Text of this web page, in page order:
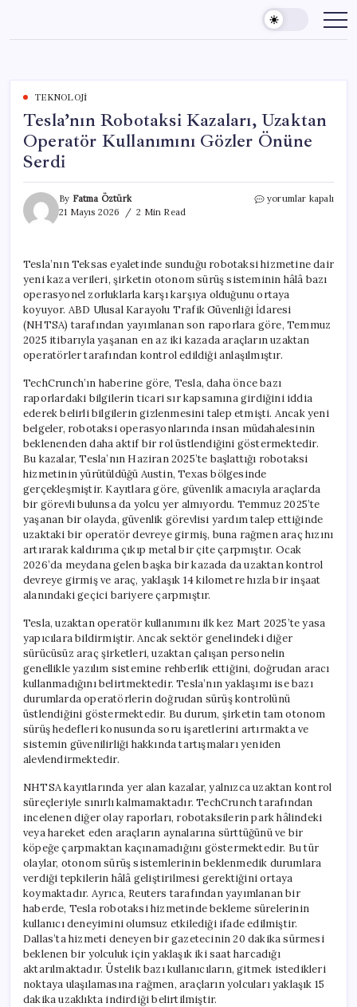
content
TEKNOLOJI
Tesla’nın Robotaksi Kazaları, Uzaktan
Operatör Kullanımını Gözler Önüne
Serdi
By Fatma Öztürk
21 Mayıs 2026
2 Min Read
Tesla’nın
Kullanımını
Gözler
Önüne
Serdi
için
yorumlar kapalı
Tesla’nın Teksas eyaletinde sunduğu robotaksi hizmetine dair
yeni kaza verileri, şirketin otonom sürüş sisteminin hâlâ bazı
operasyonel zorluklarla karşı karşıya olduğunu ortaya
koyuyor. ABD Ulusal Karayolu Trafik Güvenliği İdaresi
(NHTSA) tarafından yayımlanan son raporlara göre, Temmuz
2025 itibarıyla yaşanan en az iki kazada araçların uzaktan
operatörler tarafından kontrol edildiği anlaşılmıştır.
TechCrunch’ın haberine göre, Tesla, daha önce bazı
raporlardaki bilgilerin ticari sır kapsamına girdiğini iddia
ederek belirli bilgilerin gizlenmesini talep etmişti. Ancak yeni
belgeler, robotaksi operasyonlarında insan müdahalesinin
beklenenden daha aktif bir rol üstlendiğini göstermektedir.
Bu kazalar, Tesla’nın Haziran 2025’te başlattığı robotaksi
hizmetinin yürütüldüğü Austin, Texas bölgesinde
gerçekleşmiştir. Kayıtlara göre, güvenlik amacıyla araçlarda
bir görevli bulunsa da yolcu yer almıyordu. Temmuz 2025’te
yaşanan bir olayda, güvenlik görevlisi yardım talep ettiğinde
uzaktaki bir operatör devreye girmiş, buna rağmen araç hızını
artırarak kaldırıma çıkıp metal bir çite çarpmıştır. Ocak
2026’da meydana gelen başka bir kazada da uzaktan kontrol
devreye girmiş ve araç, yaklaşık 14 kilometre hızla bir inşaat
alanındaki geçici bariyere çarpmıştır.
Tesla, uzaktan operatör kullanımını ilk kez Mart 2025’te yasa
yapıcılara bildirmiştir. Ancak sektör genelindeki diğer
sürücüsüz araç şirketleri, uzaktan çalışan personelin
genellikle yazılım sistemine rehberlik ettiğini, doğrudan aracı
kullanmadığını belirtmektedir. Tesla’nın yaklaşımı ise bazı
durumlarda operatörlerin doğrudan sürüş kontrolünü
üstlendiğini göstermektedir. Bu durum, şirketin tam otonom
sürüş hedefleri konusunda soru işaretlerini artırmakta ve
sistemin güvenilirliği hakkında tartışmaları yeniden
alevlendirmektedir.
NHTSA kayıtlarında yer alan kazalar, yalnızca uzaktan kontrol
süreçleriyle sınırlı kalmamaktadır. TechCrunch tarafından
incelenen diğer olay raporları, robotaksilerin park hâlindeki
veya hareket eden araçların aynalarına sürttüğünü ve bir
köpeğe çarpmaktan kaçınamadığını göstermektedir. Bu tür
olaylar, otonom sürüş sistemlerinin beklenmedik durumlara
verdiği tepkilerin hâlâ geliştirilmesi gerektiğini ortaya
koymaktadır. Ayrıca, Reuters tarafından yayımlanan bir
haberde, Tesla robotaksi hizmetinde bekleme sürelerinin
kullanıcı deneyimini olumsuz etkilediği ifade edilmiştir.
Dallas’ta hizmeti deneyen bir gazetecinin 20 dakika sürmesi
beklenen bir yolculuk için yaklaşık iki saat harcadığı
aktarılmaktadır. Üstelik bazı kullanıcıların, gitmek istedikleri
noktaya ulaşılamasına rağmen, araçların yolcuları yaklaşık 15
dakika uzaklıkta indirdiği belirtilmiştir.